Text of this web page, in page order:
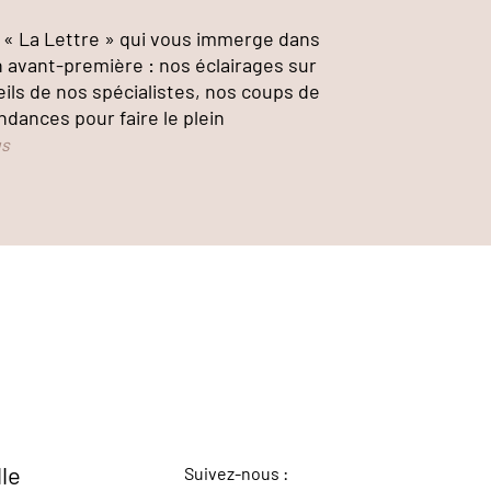
La Lettre » qui vous immerge dans
avant-première : nos éclairages sur
de nos spécialistes, nos coups de
pour faire le plein
Suivez-nous :